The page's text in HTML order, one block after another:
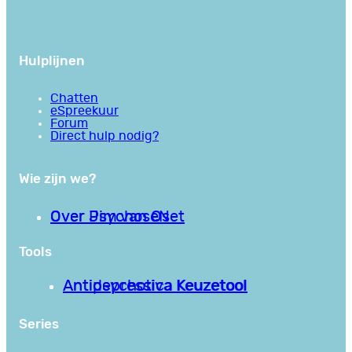
Hulplijnen
Chatten
eSpreekuur
Forum
Direct hulp nodig?
Wie zijn we?
Over PsychoseNet
Over Jim van Os
Tools
Antipsychotica Keuzetool
Antidepressiva Keuzetool
Series